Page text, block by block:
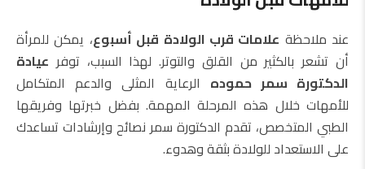
عند ملاحظة علامات قرب الولادة قبل أسبوع، يمكن للمرأة
أن تشعر بالكثير من القلق والتوتر. لهذا السبب، توفر عيادة
الدكتورة سمر حموده الرعاية المثلى والدعم المتكامل
للأمهات خلال هذه المرحلة المهمة. بفضل خبرتها وفريقها
الطبي المتخصص، تقدم الدكتورة سمر نصائح وإرشادات تساعدك
على الاستعداد للولادة بثقة وهدوء.